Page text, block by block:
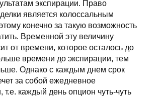
экспирации. Право
является колоссальным
конечно за такую возможность
Временной эту величину
от времени, которое осталось до
времени до экспирации, тем
Однако с каждым днем срок
за собой ежедневное
каждый день опцион чуть-чуть